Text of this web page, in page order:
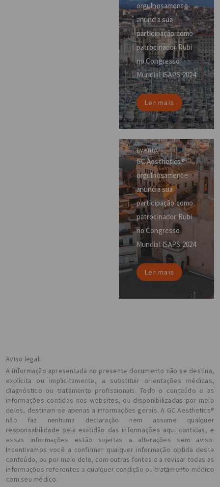
orgulhosamente
anuncia sua
participação como
patrocinador Rubi
no Congresso
Mundial ISAPS 2024
Ler mais
Evento
GC Aesthetics®
orgulhosamente
anuncia sua
participação como
patrocinador Rubi
no Congresso
Mundial ISAPS 2024
Ler mais
Aviso legal:
A informação apresentada no presente documento não se destina,
explícita ou implicitamente, a substituir orientações médicas,
diagnóstico ou tratamento profissionais. Todo o conteúdo e as
informações contidas nos websites, ou disponibilizadas por meio
deles, destinam-se apenas a informações gerais. A GC Aesthetics®
não faz nenhuma declaração nem assume qualquer
responsabilidade pela exatidão das informações aqui contidas, e
essas informações estão sujeitas a alterações sem aviso.
Incentivamos você a confirmar qualquer informação obtida deste
conteúdo, ou por meio dele, com outras fontes e a revisar todas as
informações referentes a qualquer condição ou tratamento médico
com seu médico.